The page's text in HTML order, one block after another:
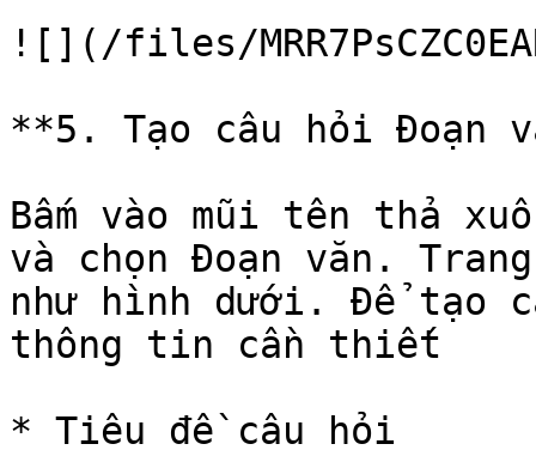
![](/files/
**5. Tạo câu hỏi Đoạn
Bấm vào mũi tên thả
và chọn Đoạn văn.
như hình dưới. Để tạo
thông tin cần thiết
* Tiêu đề câu hỏi